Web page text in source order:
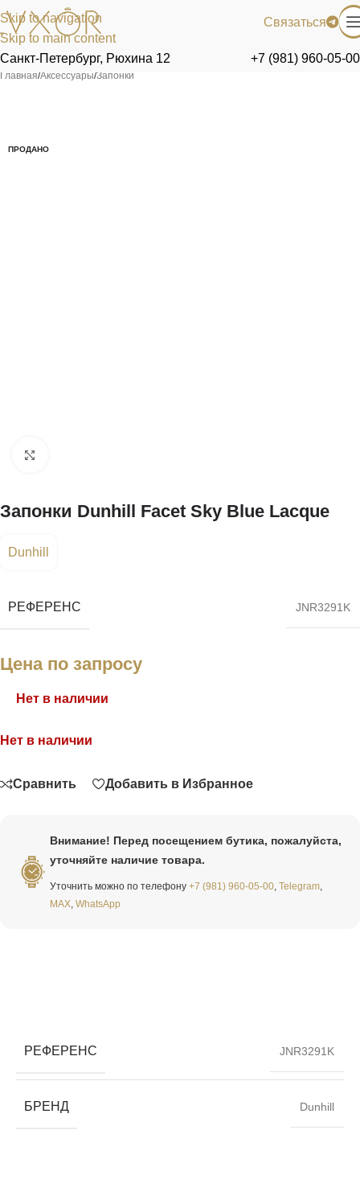
Skip to navigation
Skip to main content
Связаться
Санкт-Петербург, Рюхина 12 +7 (981) 960-05-00
Главная/Аксессуары/Запонки
ПРОДАНО
Запонки Dunhill Facet Sky Blue Lacque
Dunhill
РЕФЕРЕНС JNR3291K
Цена по запросу
Нет в наличии
Нет в наличии
Сравнить Добавить в Избранное
Внимание! Перед посещением бутика, пожалуйста,
уточняйте наличие товара.
Уточнить можно по телефону +7 (981) 960-05-00 Telegram
MAX WhatsApp
РЕФЕРЕНС JNR3291K
БРЕНД Dunhill